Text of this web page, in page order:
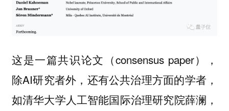
这是一篇共识论文 （consensus paper），
除AI研究者外，还有公共治理方面的学者，
如清华大学人工智能国际治理研究院薛澜，